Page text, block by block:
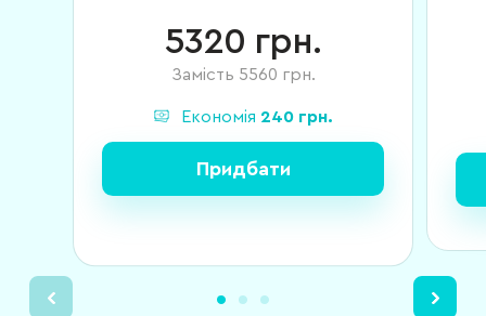
5320 грн.
Замість 5560 грн.
Економія 240 грн.
Придбати